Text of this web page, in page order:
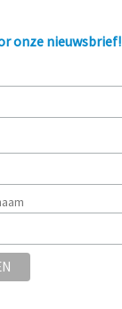
onze nieuwsbrief!